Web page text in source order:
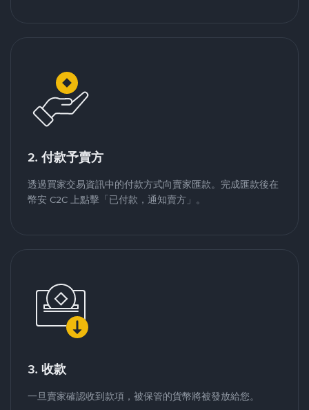
2. 付款予賣方
透過買家交易資訊中的付款方式向賣家匯款。完成匯款後在
幣安 C2C 上點擊「已付款，通知賣方」。
3. 收款
一旦賣家確認收到款項，被保管的貨幣將被發放給您。